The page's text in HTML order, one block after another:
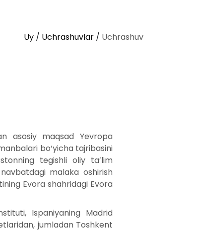
Uy / Uchrashuvlar / Uchrashuv
asosiy maqsad Yevropa
bo‘yicha tajribasini
tegishli oliy ta’lim
malaka oshirish
Evora shahridagi Evora
Ispaniyaning Madrid
jumladan Toshkent